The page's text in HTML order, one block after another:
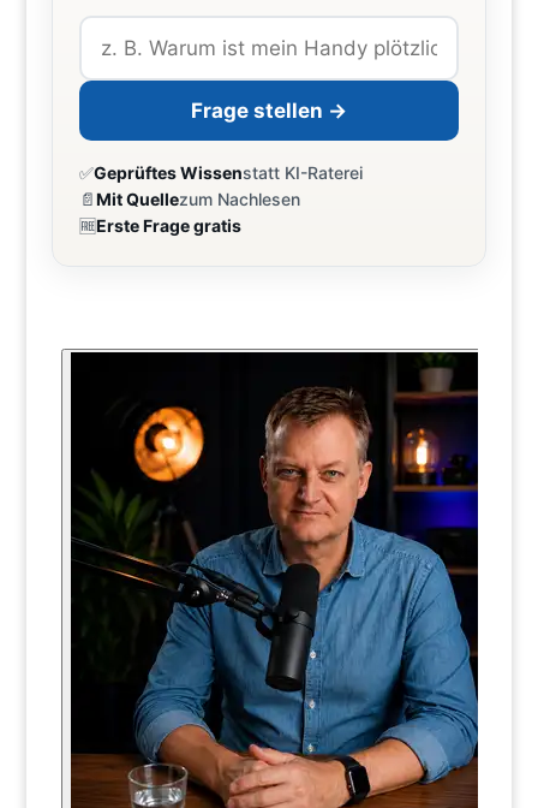
Frage stellen →
✅Geprüftes Wissenstatt KI-Raterei
📄Mit Quellezum Nachlesen
🆓Erste Frage gratis